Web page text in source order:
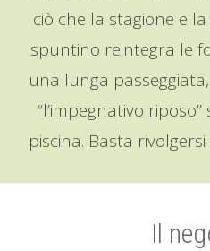
ciò che la stagione e
spuntino reintegra le
una lunga
“l’impegnativo
piscina. Basta
Il